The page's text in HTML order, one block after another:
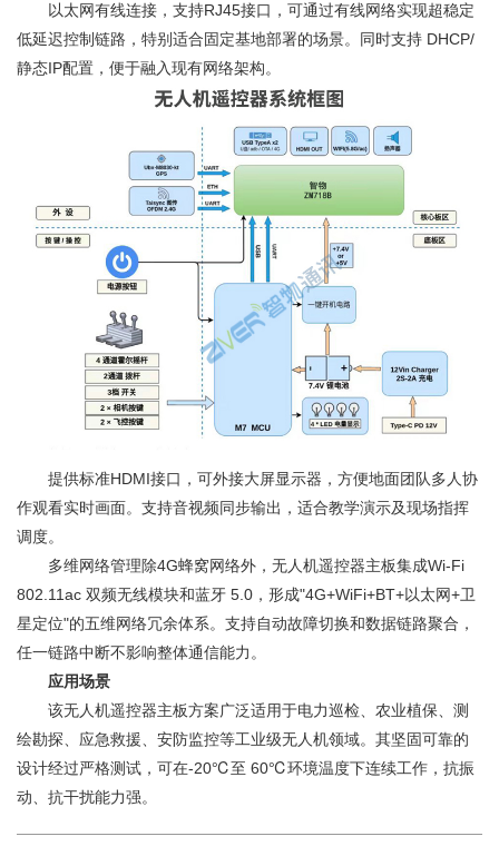
以太网有线连接，支持RJ45接口，可通过有线网络实现超稳定
低延迟控制链路，特别适合固定基地部署的场景。同时支持 DHCP/
静态IP配置，便于融入现有网络架构。
提供标准HDMI接口，可外接大屏显示器，方便地面团队多人协
作观看实时画面。支持音视频同步输出，适合教学演示及现场指挥
调度。
多维网络管理除4G蜂窝网络外，无人机遥控器主板集成Wi-Fi
802.11ac 双频无线模块和蓝牙 5.0，形成"4G+WiFi+BT+以太网+卫
星定位"的五维网络冗余体系。支持自动故障切换和数据链路聚合，
任一链路中断不影响整体通信能力。
应用场景
该无人机遥控器主板方案广泛适用于电力巡检、农业植保、测
绘勘探、应急救援、安防监控等工业级无人机领域。其坚固可靠的
设计经过严格测试，可在-20℃至 60℃环境温度下连续工作，抗振
动、抗干扰能力强。